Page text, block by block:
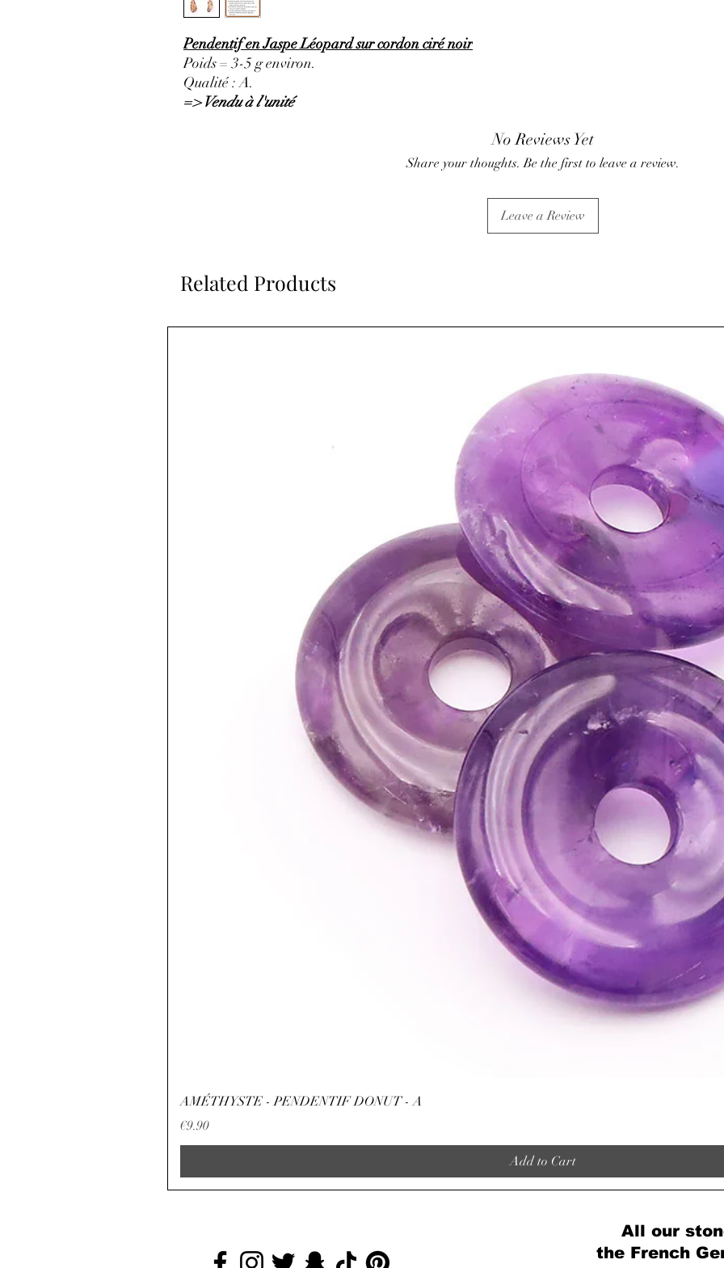
Pendentif en Jaspe Léopard sur cordon ciré noir
Poids = 3-5 g environ.
Qualité : A.
=> Vendu à l'unité
No Reviews Yet
Share your thoughts. Be the first to leave a review.
Leave a Review
Related Products
AMÉTHYSTE - PENDENTIF DONUT - A
Price
€9.90
Add to Cart
All our
the French